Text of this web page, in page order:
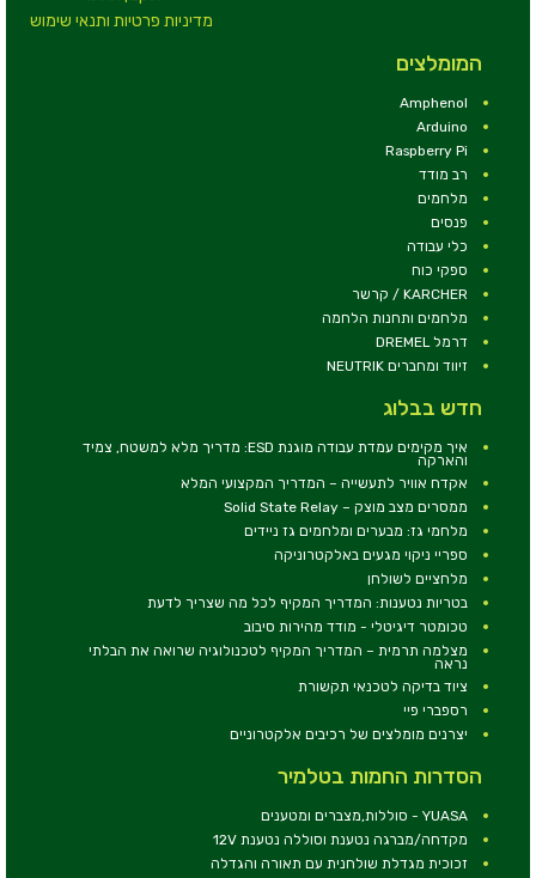
מדיניות פרטיות ותנאי שימוש
המומלצים
Amphenol
Arduino
Raspberry Pi
רב מודד
מלחמים
פנסים
כלי עבודה
ספקי כוח
KARCHER / קרשר
מלחמים ותחנות הלחמה
דרמל DREMEL
זיווד ומחברים NEUTRIK
חדש בבלוג
איך מקימים עמדת עבודה מוגנת ESD: מדריך מלא למשטח, צמיד
והארקה
אקדח אוויר לתעשייה – המדריך המקצועי המלא
ממסרים מצב מוצק – Solid State Relay
מלחמי גז: מבערים ומלחמים גז ניידים
ספריי ניקוי מגעים באלקטרוניקה
מלחציים לשולחן
בטריות נטענות: המדריך המקיף לכל מה שצריך לדעת
טכומטר דיגיטלי - מודד מהירות סיבוב
מצלמה תרמית – המדריך המקיף לטכנולוגיה שרואה את הבלתי
נראה
ציוד בדיקה לטכנאי תקשורת
רספברי פיי
יצרנים מומלצים של רכיבים אלקטרוניים
הסדרות החמות בטלמיר
YUASA - סוללות,מצברים ומטענים
מקדחה/מברגה נטענת וסוללה נטענת 12V
זכוכית מגדלת שולחנית עם תאורה והגדלה